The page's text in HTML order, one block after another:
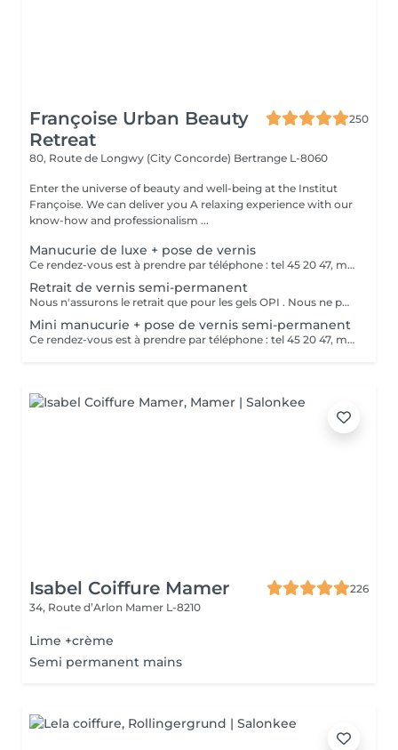
Françoise Urban Beauty
Retreat
250
80, Route de Longwy (City Concorde) Bertrange L-8060
Enter the universe of beauty and well-being at the Institut
Françoise. We can deliver you A relaxing experience with our
know-how and professionalism ...
Manucurie de luxe + pose de vernis
Ce rendez-vous est à prendre par téléphone : tel 45 20 47, merci
Retrait de vernis semi-permanent
Nous n'assurons le retrait que pour les gels OPI . Nous ne pouvons assurer un bon service dans le cas de gels différents Merci de votre compréhension
Mini manucurie + pose de vernis semi-permanent
Ce rendez-vous est à prendre par téléphone : tel 45 20 47, merci
Isabel Coiffure Mamer
226
34, Route d’Arlon Mamer L-8210
Lime +crème
Semi permanent mains